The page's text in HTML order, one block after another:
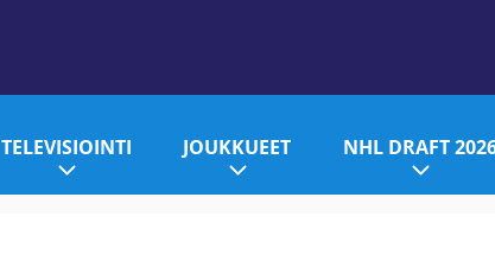
TELEVISIOINTI JOUKKUEET NHL DRAFT